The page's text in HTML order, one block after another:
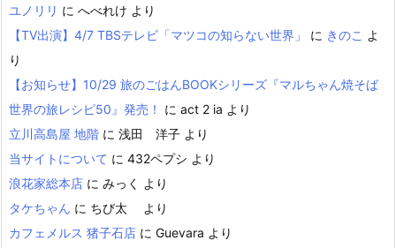
ユノリリ に へべれけ より
【TV出演】4/7 TBSテレビ「マツコの知らない世界」
に きのこ よ
り
【お知らせ】10/29 旅のごはんBOOKシリーズ『マルちゃん焼そば
世界の旅レシピ50』発売！
に act 2 ia より
立川高島屋 地階 に 浅田 洋子 より
当サイトについて に 432ペプシ より
浪花家総本店 に みっく
より
タケちゃん に ちび太
より
カフェメルス 猪子石店 に Guevara より